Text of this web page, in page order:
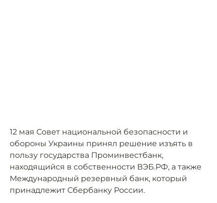
12 мая Совет национальной безопасности и
обороны Украины принял решение изъять в
пользу государства Проминвестбанк,
находящийся в собственности ВЭБ.РФ, а также
Международный резервный банк, который
принадлежит Сбербанку России.